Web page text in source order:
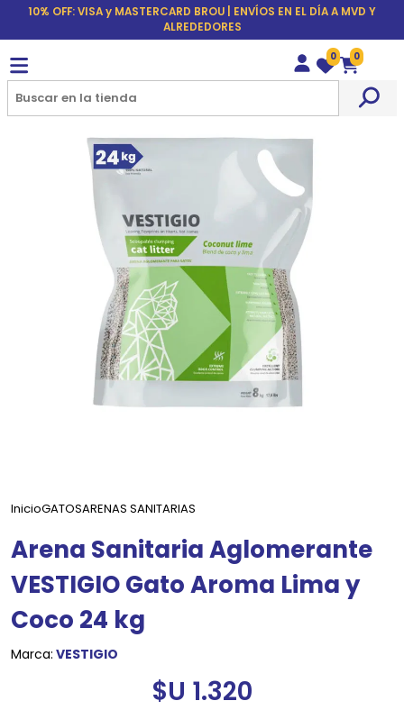
10% OFF: VISA y MASTERCARD BROU | ENVÍOS EN EL DÍA A MVD Y
ALREDEDORES
Wishlist
0
Carrito
0
InicioGATOSARENAS SANITARIAS
Arena Sanitaria Aglomerante
VESTIGIO Gato Aroma Lima y
Coco 24 kg
Marca: VESTIGIO
$U 1.320